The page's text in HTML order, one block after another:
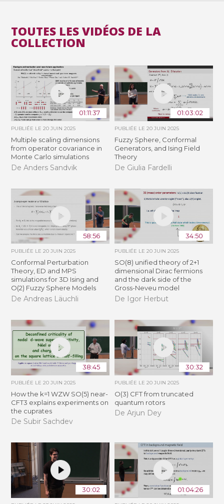
TOUTES LES VIDÉOS DE LA
COLLECTION
01:11:37
PUBLIÉE LE20 JUIN 2025
Multiple scaling dimensions
from operator covariance in
Monte Carlo simulations
De Anders Sandvik
01:03:02
PUBLIÉE LE 20 JUIN 2025
Fuzzy Sphere, Conformal
Generators, and Ising Field
Theory
De Giulia Fardelli
58:56
PUBLIÉE LE20 JUIN 2025
Conformal Perturbation
Theory, ED and MPS
simulations for 3D Ising and
O(2) Fuzzy Sphere Models
De Andreas Läuchli
34:50
PUBLIÉE LE 20 JUIN 2025
SO(8) unified theory of 2+1
dimensional Dirac fermions
and the dark side of the
Gross-Neveu model
De Igor Herbut
38:45
PUBLIÉE LE20 JUIN 2025
How the k=1 WZW SO(5) near-
CFT3 explains experiments on
the cuprates
De Subir Sachdev
30:32
PUBLIÉE LE 20 JUIN 2025
O(3) CFT from truncated
quantum rotors
De Arjun Dey
30:02 01:04:26